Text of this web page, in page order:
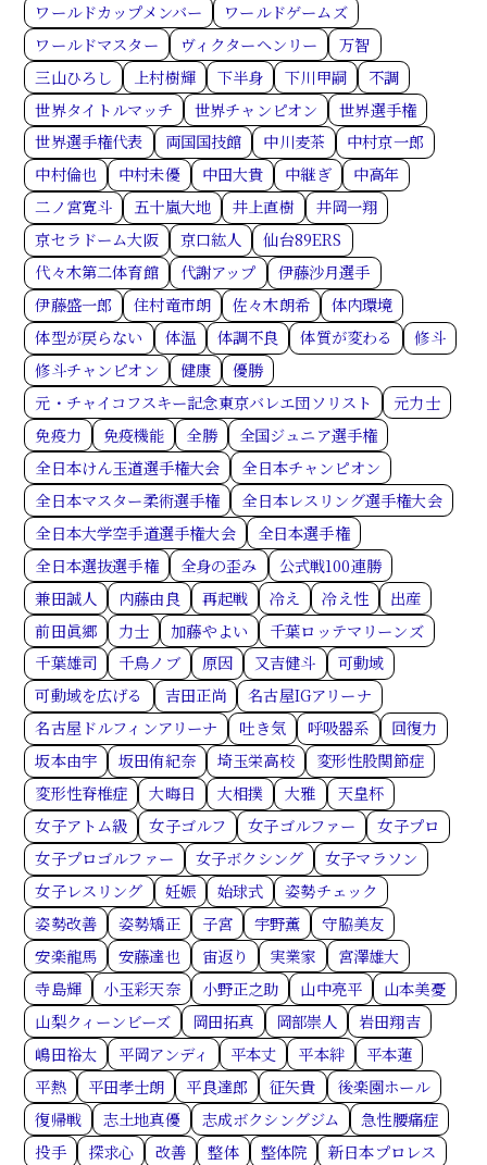
ワールドカップメンバー
ワールドゲームズ
ワールドマスター
ヴィクターヘンリー
万智
三山ひろし
上村樹輝 下半身 下川甲嗣
不調
世界タイトルマッチ
世界チャンピオン
世界選手権
世界選手権代表
両国国技館 中川麦茶
中村京一郎
中村倫也
中村未優 中田大貴 中継ぎ
中高年
二ノ宮寛斗
五十嵐大地 井上直樹
井岡一翔
京セラドーム大阪
京口紘人
仙台89ERS
代々木第二体育館
代謝アップ
伊藤沙月選手
伊藤盛一郎
住村竜市朗 佐々木朗希
体内環境
体型が戻らない
体温 体調不良 体質が変わる
修斗
修斗チャンピオン
健康
優勝
元・チャイコフスキー記念東京バレエ団ソリスト
元力士
免疫力
免疫機能 全勝
全国ジュニア選手権
全日本けん玉道選手権大会
全日本チャンピオン
全日本マスター柔術選手権
全日本レスリング選手権大会
全日本大学空手道選手権大会
全日本選手権
全日本選抜選手権
全身の歪み
公式戦100連勝
兼田誠人
内藤由良 再起戦 冷え 冷え性
出産
前田眞郷
力士 加藤やよい
千葉ロッテマリーンズ
千葉雄司
千鳥ノブ 原因 又吉健斗
可動域
可動域を広げる
吉田正尚
名古屋IGアリーナ
名古屋ドルフィンアリーナ
吐き気 呼吸器系
回復力
坂本由宇
坂田侑紀奈 埼玉栄高校
変形性股関節症
変形性脊椎症
大晦日 大相撲 大雅
天皇杯
女子アトム級
女子ゴルフ 女子ゴルファー
女子プロ
女子プロゴルファー
女子ボクシング
女子マラソン
女子レスリング
妊娠 始球式
姿勢チェック
姿勢改善
姿勢矯正 子宮 宇野薫
守脇美友
安楽龍馬
安藤達也 宙返り 実業家
宮澤雄大
寺島輝
小玉彩天奈 小野正之助 山中亮平
山本美憂
山梨クィーンビーズ
岡田拓真 岡部崇人
岩田翔吉
嶋田裕太
平岡アンディ 平本丈 平本絆
平本蓮
平熱
平田孝士朗 平良達郎 征矢貴
後楽園ホール
復帰戦
志土地真優 志成ボクシングジム
急性腰痛症
投手
探求心 改善 整体 整体院
新日本プロレス